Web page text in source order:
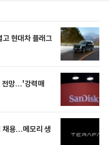
현대차 플래그
전망…'강력매
채용…메모리 생